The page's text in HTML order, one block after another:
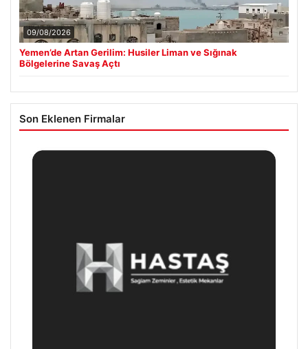
09/08/2026
Yemen’de Artan Gerilim: Husiler Liman ve Sığınak
Bölgelerine Savaş Açtı
Son Eklenen Firmalar